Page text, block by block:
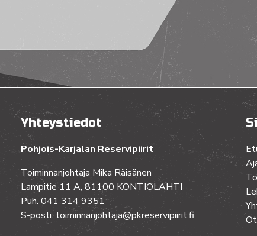
Yhteystiedot
Pohjois-Karjalan Reservipiirit
Toiminnanjohtaja Mika Räisänen
Lampitie 11 A, 81100 KONTIOLAHTI
Puh. 041 314 9351
S-posti: toiminnanjohtaja@pkreservipiirit.fi